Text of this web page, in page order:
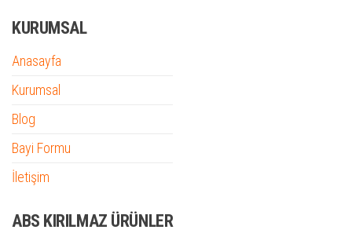
KURUMSAL
Anasayfa
Kurumsal
Blog
Bayi Formu
İletişim
ABS KIRILMAZ ÜRÜNLER